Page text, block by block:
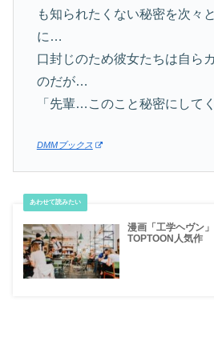
も知られたくない秘密を次々
に…
口封じのため彼女たちは自ら
のだが…
「先輩…このこと秘密にして
DMMブックス
漫画「工学ヘヴン
TOPTOON人気作